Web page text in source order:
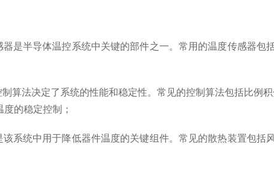
半导体温控系统中关键的部件之一。常用的温度传感器包
法决定了系统的性能和稳定性。常见的控制算法包括比例
的稳定控制；
统中用于降低器件温度的关键组件。常见的散热装置包括